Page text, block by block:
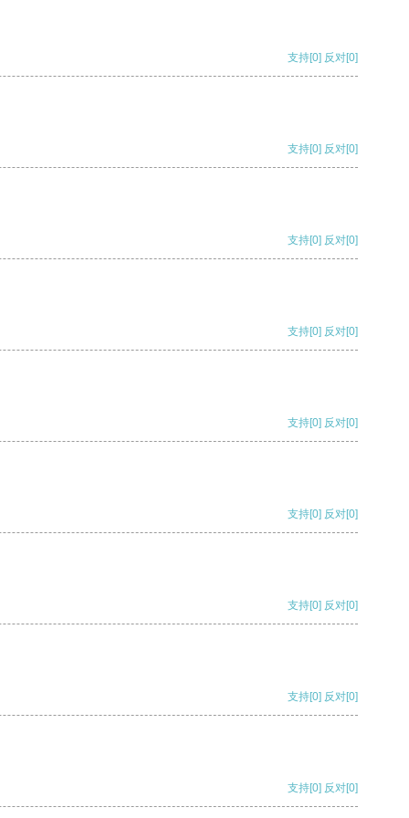
支持[0] 反对[0]
支持[0] 反对[0]
支持[0] 反对[0]
支持[0] 反对[0]
支持[0] 反对[0]
支持[0] 反对[0]
支持[0] 反对[0]
支持[0] 反对[0]
支持[0] 反对[0]